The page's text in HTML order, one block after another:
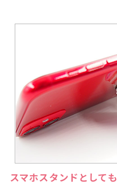
スマホスタンドとしても